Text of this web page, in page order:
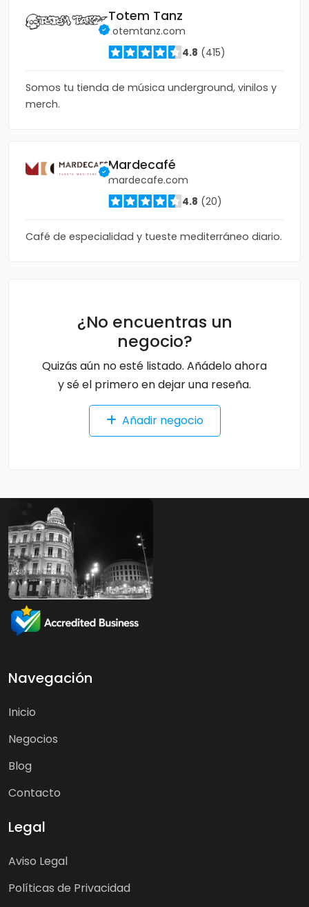
Totem Tanz
totemtanz.com
4.8 (415)
Somos tu tienda de música underground, vinilos y
merch.
Mardecafé
mardecafe.com
4.8 (20)
Café de especialidad y tueste mediterráneo diario.
¿No encuentras un
negocio?
Quizás aún no esté listado. Añádelo ahora
y sé el primero en dejar una reseña.
Añadir negocio
Navegación
Inicio
Negocios
Blog
Contacto
Legal
Aviso Legal
Políticas de Privacidad